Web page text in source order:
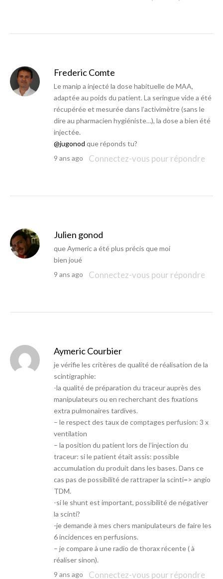
Frederic Comte
Le manip a injecté la dose habituelle de MAA,
adaptée au poids du patient. La seringue vide a été
récupérée et mesurée dans l’activimètre (sans le
dire au pharmacien hygiéniste…), la dose a bien été
injectée.
@jugonod que réponds tu?
9 ans ago
Connectez-vous pour répondre
Julien gonod
que Aymeric a été plus précis que moi
bien joué
9 ans ago
Connectez-vous pour répondre
Aymeric Courbier
je vérifie les critères de qualité de réalisation de la
scintigraphie:
-la qualité de préparation du traceur auprès des
manipulateurs ou en recherchant des fixations
extra pulmonaires tardives.
– le respect des taux de comptages perfusion: 3 x
ventilation
– la position du patient lors de l’injection du
traceur: si le patient était assis: possible
accumulation du produit dans les bases. Dans ce
cas pas de possibilité de rattraper la scinti=> angio
TDM.
-si le shunt est important, possibilité de négativer
la scinti?
-je demande à mes chers manipulateurs de faire les
6 incidences en perfusions.
– je compare à une radio de thorax récente ( à
réaliser sinon).
9 ans ago
Connectez-vous pour répondre